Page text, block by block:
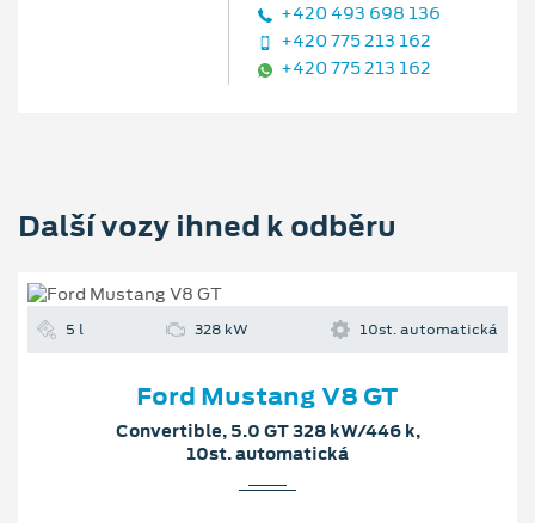
+420 493 698 136
+420 775 213 162
+420 775 213 162
Další vozy ihned k odběru
5 l 328 kW 10st. automatická
Ford Mustang V8 GT
Convertible, 5.0 GT 328 kW/446 k,
10st. automatická